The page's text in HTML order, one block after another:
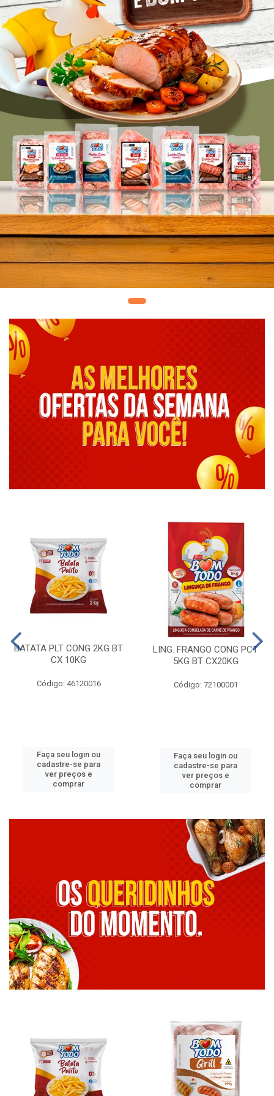
BATATA PLT CONG 2KG BT
CX 10KG
Código: 46120016
Faça seu login ou
cadastre-se para
ver preços e
comprar
LING. FRANGO CONG PCT
5KG BT CX20KG
Código: 72100001
Faça seu login ou
cadastre-se para
ver preços e
comprar